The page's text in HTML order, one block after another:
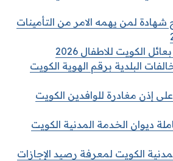
لمن يهمه الامر من التأمينات
الكويت للاطفال 2026
البلدية برقم الهوية الكويت
إذن مغادرة للوافدين الكويت
ديوان الخدمة المدنية الكويت
الكويت لمعرفة رصيد الإجازات